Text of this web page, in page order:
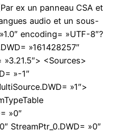
ex un panneau CSA et
audio et un sous-
encoding= »UTF-8″?
»161428257″
<Sources>
»-1″
»1″>
»0″
StreamPtr_0.DWD= »0″